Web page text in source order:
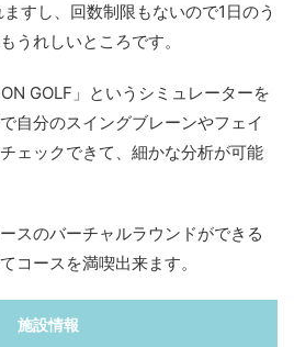
すし、回数制限もないので1日のう
うれしいところです。
GOLF」というシミュレーターを
自分のスイングブレーンやフェイ
ェックできて、細かな分析が可能
スのバーチャルラウンドができる
コースを満喫出来ます。
施設情報